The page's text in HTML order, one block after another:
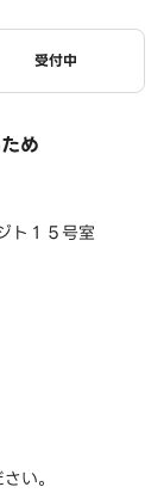
ステータス
受付中
め
ト１５号室
い。